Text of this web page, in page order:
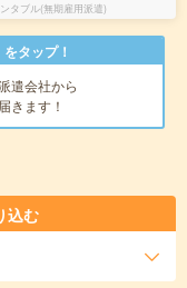
タブル(無期雇用派遣)
タップ！
遣会社から
きます！
込む